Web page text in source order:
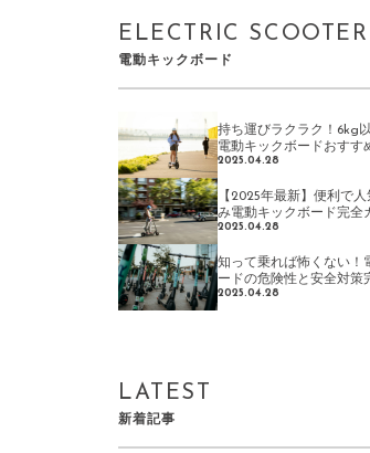
ELECTRIC SCOOTER
電動キックボード
持ち運びラクラク！6kg
電動キックボードおすす
2025.04.28
【2025年最新】便利で
み電動キックボード完全
2025.04.28
知って乗れば怖くない！
ードの危険性と安全対策
2025.04.28
LATEST
新着記事